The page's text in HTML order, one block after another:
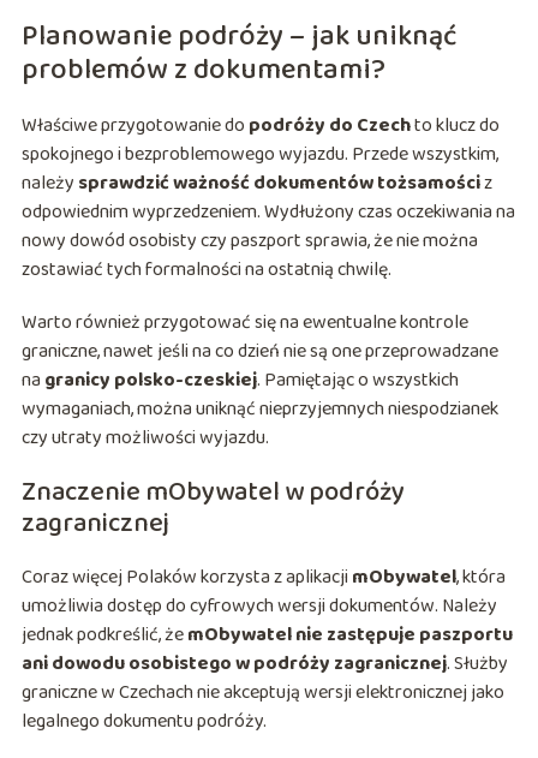
Planowanie podróży – jak uniknąć
problemów z dokumentami?
Właściwe przygotowanie do podróży do Czechto klucz do
spokojnego i bezproblemowego wyjazdu. Przede wszystkim,
należy sprawdzić ważność dokumentów tożsamościz
odpowiednim wyprzedzeniem. Wydłużony czas oczekiwania na
nowy dowód osobisty czy paszport sprawia, że nie można
zostawiać tych formalności na ostatnią chwilę.
Warto również przygotować się na ewentualne kontrole
graniczne, nawet jeśli na co dzień nie są one przeprowadzane
na granicy polsko-czeskiej. Pamiętając o wszystkich
wymaganiach, można uniknąć nieprzyjemnych niespodzianek
czy utraty możliwości wyjazdu.
Znaczenie mObywatel w podróży
zagranicznej
Coraz więcej Polaków korzysta z aplikacji mObywatel, która
umożliwia dostęp do cyfrowych wersji dokumentów. Należy
jednak podkreślić, żemObywatel nie zastępuje paszportu
ani dowodu osobistego w podróży zagranicznej. Służby
graniczne w Czechach nie akceptują wersji elektronicznej jako
legalnego dokumentu podróży.